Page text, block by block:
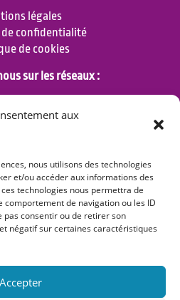
aux
nous utilisons des technologies
et/ou accéder aux informations des
technologies nous permettra de
de navigation ou les ID
pas consentir ou de retirer son
négatif sur certaines caractéristiques
Accepter
légales
confidentialité
de cookies
sur les réseaux :
CONTACT DEMANDE DEVIS
réservés – Site réalisé par
Ragueneau